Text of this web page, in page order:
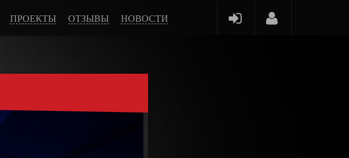
ПРОЕКТЫ ОТЗЫВЫ НОВОСТИ